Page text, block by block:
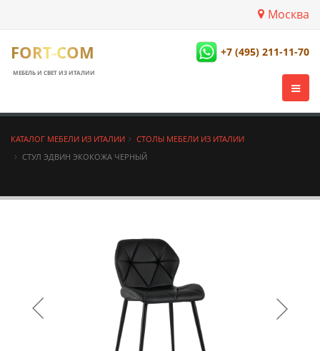
Москва
FORT-COM
МЕБЕЛЬ И СВЕТ ИЗ ИТАЛИИ
+7 (495) 211-11-70
КАТАЛОГ МЕБЕЛИ ИЗ ИТАЛИИ
СТОЛЫ МЕБЕЛИ ИЗ ИТАЛИИ
СТУЛ ЭДВИН ЭКОКОЖА ЧЕРНЫЙ